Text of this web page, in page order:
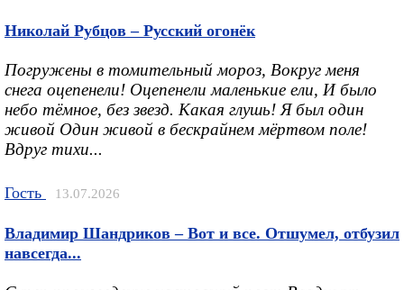
Николай Рубцов – Русский огонёк
Погружены в томительный мороз, Вокруг меня
снега оцепенели! Оцепенели маленькие ели, И было
небо тёмное, без звезд. Какая глушь! Я был один
живой Один живой в бескрайнем мёртвом поле!
Вдруг тихи...
Гость 13.07.2026
Владимир Шандриков – Вот и все. Отшумел, отбузил
навсегда...